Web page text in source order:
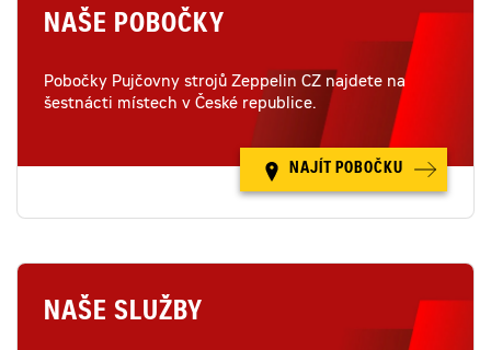
NAŠE POBOČKY
Pobočky Pujčovny strojů Zeppelin CZ najdete na
šestnácti místech v České republice.
NAJÍT POBOČKU
NAŠE SLUŽBY